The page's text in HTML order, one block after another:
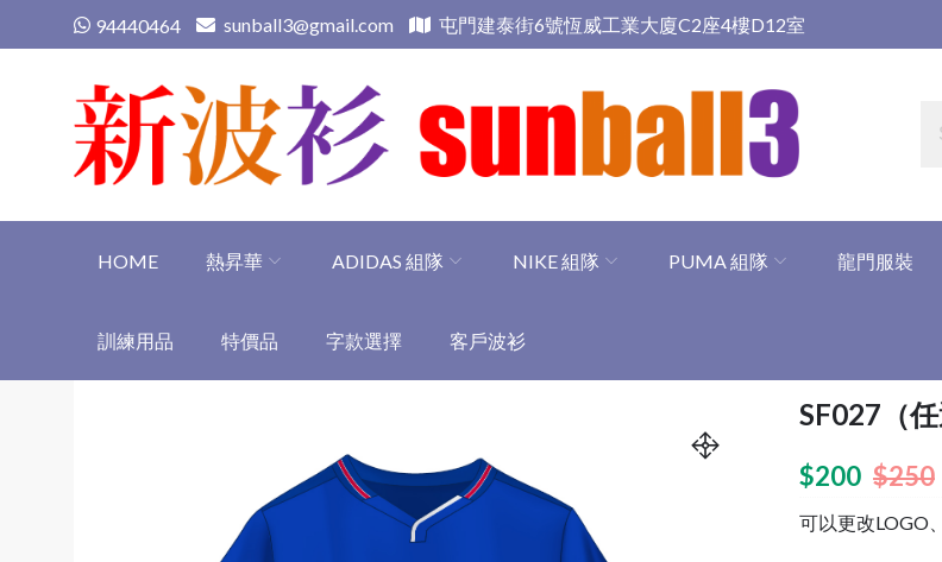
to
94440464 sunball3@gmail.com 屯門建泰街6號恆威工業大廈C2座4樓D12室
HOME 熱昇華 ADIDAS 組隊 NIKE 組隊 PUMA 組隊 龍門服裝
訓練用品 特價品 字款選擇 客戶波衫
SF027（任
$250
$200
可以更改LOGO